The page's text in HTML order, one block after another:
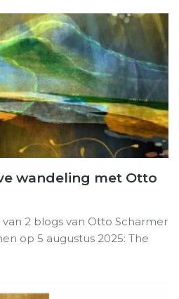
wandeling met Otto
2 blogs van Otto Scharmer
op 5 augustus 2025: The